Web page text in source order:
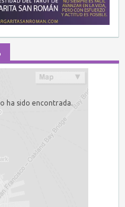
ha sido encontrada.